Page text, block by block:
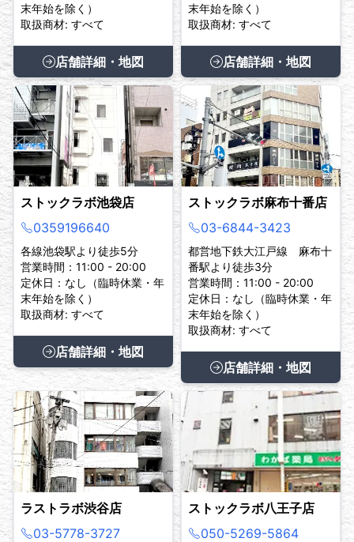
末年始を除く）
取扱商材: すべて
店舗詳細・地図
末年始を除く）
取扱商材: すべて
店舗詳細・地図
ストックラボ池袋店
0359196640
各線池袋駅より徒歩5分
営業時間：11:00 - 20:00
定休日：なし（臨時休業・年
末年始を除く）
取扱商材: すべて
店舗詳細・地図
ストックラボ麻布十番店
03-6844-3423
都営地下鉄大江戸線 麻布十
番駅より徒歩3分
営業時間：11:00 - 20:00
定休日：なし（臨時休業・年
末年始を除く）
取扱商材: すべて
店舗詳細・地図
ラストラボ渋谷店
03-5778-3727
ストックラボ八王子店
050-5269-5864